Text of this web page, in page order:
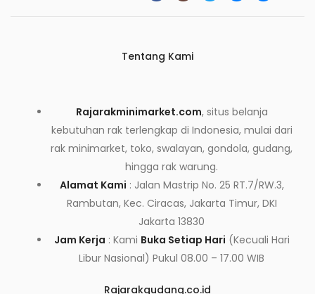
Tentang Kami
Rajarakminimarket.com, situs belanja
kebutuhan rak terlengkap di Indonesia, mulai dari
rak minimarket, toko, swalayan, gondola, gudang,
hingga rak warung.
Alamat Kami : Jalan Mastrip No. 25 RT.7/RW.3,
Rambutan, Kec. Ciracas, Jakarta Timur, DKI
Jakarta 13830
Jam Kerja : Kami Buka Setiap Hari (Kecuali Hari
Libur Nasional) Pukul 08.00 – 17.00 WIB
Rajarakgudang.co.id